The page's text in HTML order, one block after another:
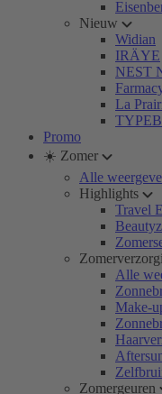
Nieuw
Widian
IRÄYE
NEST
La
Promo
☀️ Zomer
Alle
Highlights
Travel
Alle
Make-
Zomergeuren